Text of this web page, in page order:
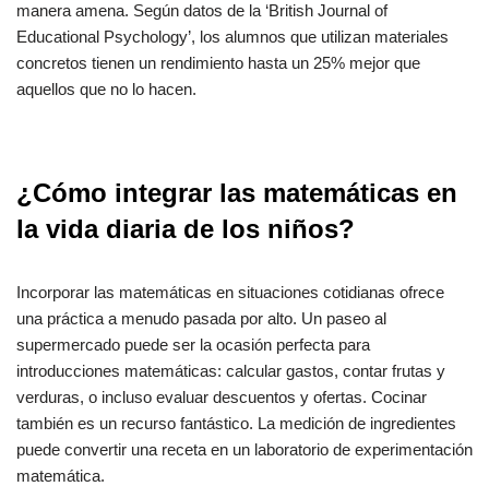
manera amena. Según datos de la ‘British Journal of
Educational Psychology’, los alumnos que utilizan materiales
concretos tienen un rendimiento hasta un 25% mejor que
aquellos que no lo hacen.
¿Cómo integrar las matemáticas en
la vida diaria de los niños?
Incorporar las matemáticas en situaciones cotidianas ofrece
una práctica a menudo pasada por alto. Un paseo al
supermercado puede ser la ocasión perfecta para
introducciones matemáticas: calcular gastos, contar frutas y
verduras, o incluso evaluar descuentos y ofertas. Cocinar
también es un recurso fantástico. La medición de ingredientes
puede convertir una receta en un laboratorio de experimentación
matemática.